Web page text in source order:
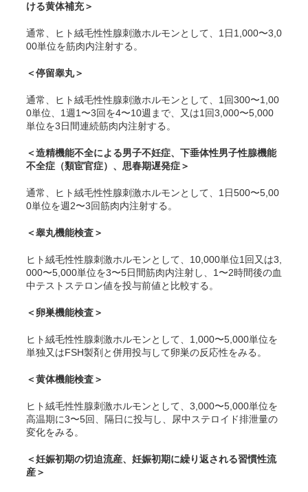
ける黄体補充＞
通常、ヒト絨毛性性腺刺激ホルモンとして、1日1,000〜3,0
00単位を筋肉内注射する。
＜停留睾丸＞
通常、ヒト絨毛性性腺刺激ホルモンとして、1回300〜1,00
0単位、1週1〜3回を4〜10週まで、又は1回3,000〜5,000
単位を3日間連続筋肉内注射する。
＜造精機能不全による男子不妊症、下垂体性男子性腺機能
不全症（類宦官症）、思春期遅発症＞
通常、ヒト絨毛性性腺刺激ホルモンとして、1日500〜5,00
0単位を週2〜3回筋肉内注射する。
＜睾丸機能検査＞
ヒト絨毛性性腺刺激ホルモンとして、10,000単位1回又は3,
000〜5,000単位を3〜5日間筋肉内注射し、1〜2時間後の血
中テストステロン値を投与前値と比較する。
＜卵巣機能検査＞
ヒト絨毛性性腺刺激ホルモンとして、1,000〜5,000単位を
単独又はFSH製剤と併用投与して卵巣の反応性をみる。
＜黄体機能検査＞
ヒト絨毛性性腺刺激ホルモンとして、3,000〜5,000単位を
高温期に3〜5回、隔日に投与し、尿中ステロイド排泄量の
変化をみる。
＜妊娠初期の切迫流産、妊娠初期に繰り返される習慣性流
産＞